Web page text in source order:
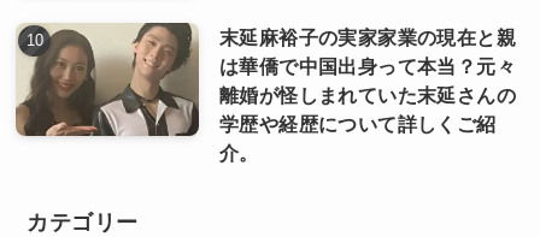
末延麻裕子の実家家業の現在と親
は華僑で中国出身って本当？元々
離婚が怪しまれていた末延さんの
学歴や経歴について詳しくご紹
介。
カテゴリー